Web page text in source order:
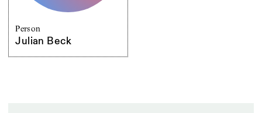
Person
Julian Beck